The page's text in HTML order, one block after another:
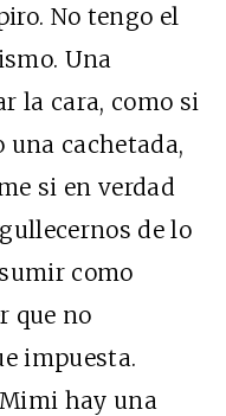
No tengo el
Una
la cara, como si
una cachetada,
si en verdad
de lo
como
que no
impuesta.
hay una